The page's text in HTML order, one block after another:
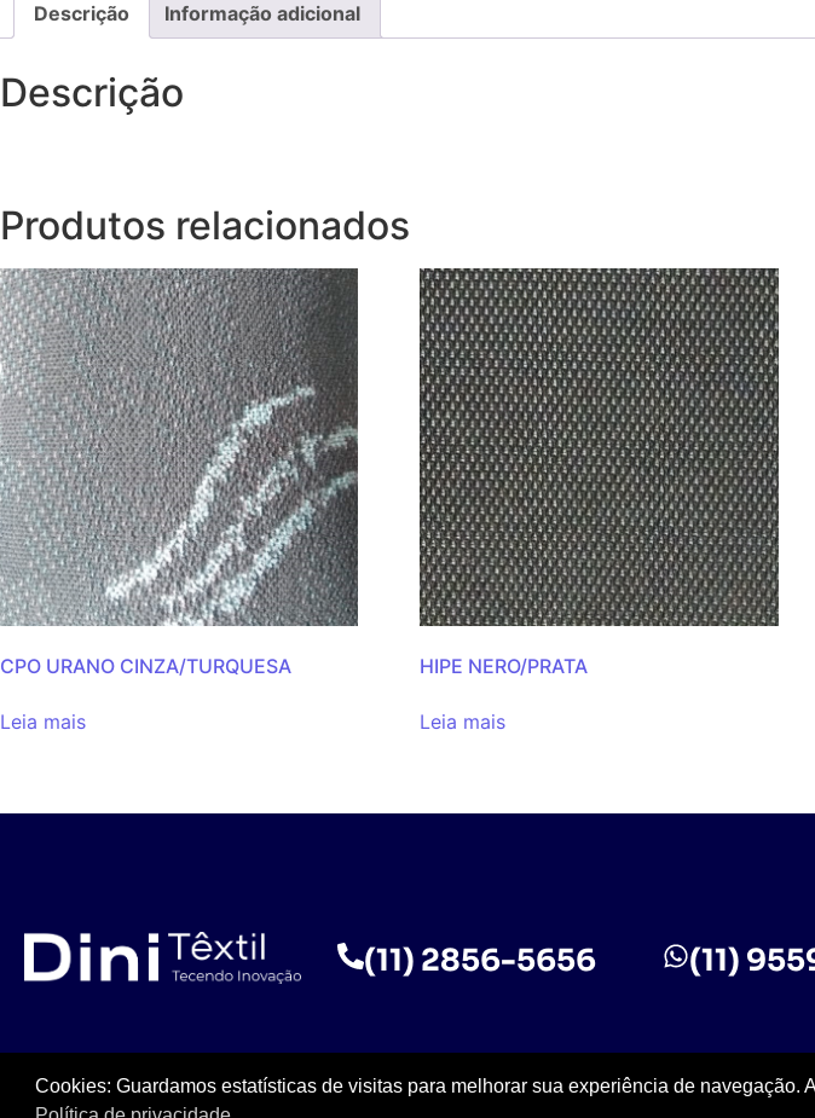
Descrição Informação adicional
Descrição
Produtos relacionados
CPO URANO CINZA/TURQUESA
Leia mais
HIPE NERO/PRATA
Leia mais
(11) 2856-5656 (11)
Cookies: Guardamos estatísticas de visitas para melhorar sua experiência de